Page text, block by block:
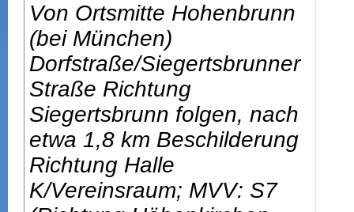
Von Ortsmitte Hohenbrunn
(bei München)
Dorfstraße/Siegertsbrunner
Straße Richtung
Siegertsbrunn folgen, nach
etwa 1,8 km Beschilderung
Richtung Halle
K/Vereinsraum; MVV: S7